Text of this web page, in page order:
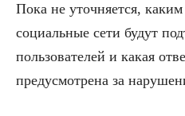
Пока не уточняется,
социальные сети будут
пользователей и какая
предусмотрена за